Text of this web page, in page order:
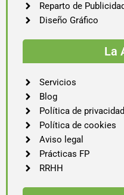
Reparto de
Diseño Gráfico
La
Servicios
Blog
Política de privacidad
Política de cookies
Aviso legal
Prácticas FP
RRHH